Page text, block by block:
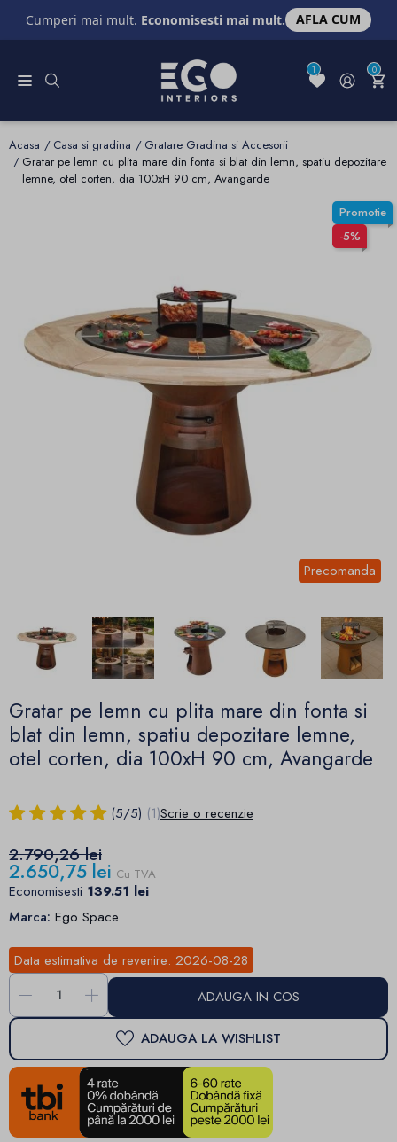
Cumperi mai mult. Economisesti mai mult. AFLA CUM
1 0
Acasa Casa si gradina
Gratare Gradina si Accesorii
Gratar pe lemn cu plita mare din fonta si blat din lemn, spatiu depozitare
lemne, otel corten, dia 100xH 90 cm, Avangarde
Promotie
-5%
Precomanda
Gratar pe lemn cu plita mare din fonta si
blat din lemn, spatiu depozitare lemne,
otel corten, dia 100xH 90 cm, Avangarde
(5/5) (1)Scrie o recenzie
2.790,26 lei
2.650,75 lei Cu TVA
Economisesti 139.51 lei
Marca: Ego Space
Data estimativa de revenire: 2026-08-28
-
+ ADAUGA IN COS
ADAUGA LA WISHLIST